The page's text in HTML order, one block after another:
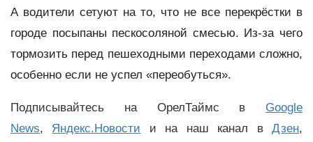
А водители сетуют на то, что не все перекрёстки в
городе посыпаны пескосоляной смесью. Из-за чего
тормозить перед пешеходными переходами сложно,
особенно если не успел «переобуться».
Подписывайтесь на ОрелТаймс в Google
News, Яндекс.Новости и на наш канал вДзен,